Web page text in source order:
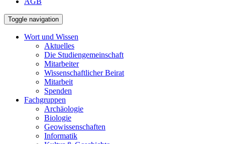
Toggle navigation
Wort und Wissen
Aktuelles
Die Studiengemeinschaft
Mitarbeiter
Wissenschaftlicher Beirat
Mitarbeit
Spenden
Fachgruppen
Archäologie
Biologie
Geowissenschaften
Informatik